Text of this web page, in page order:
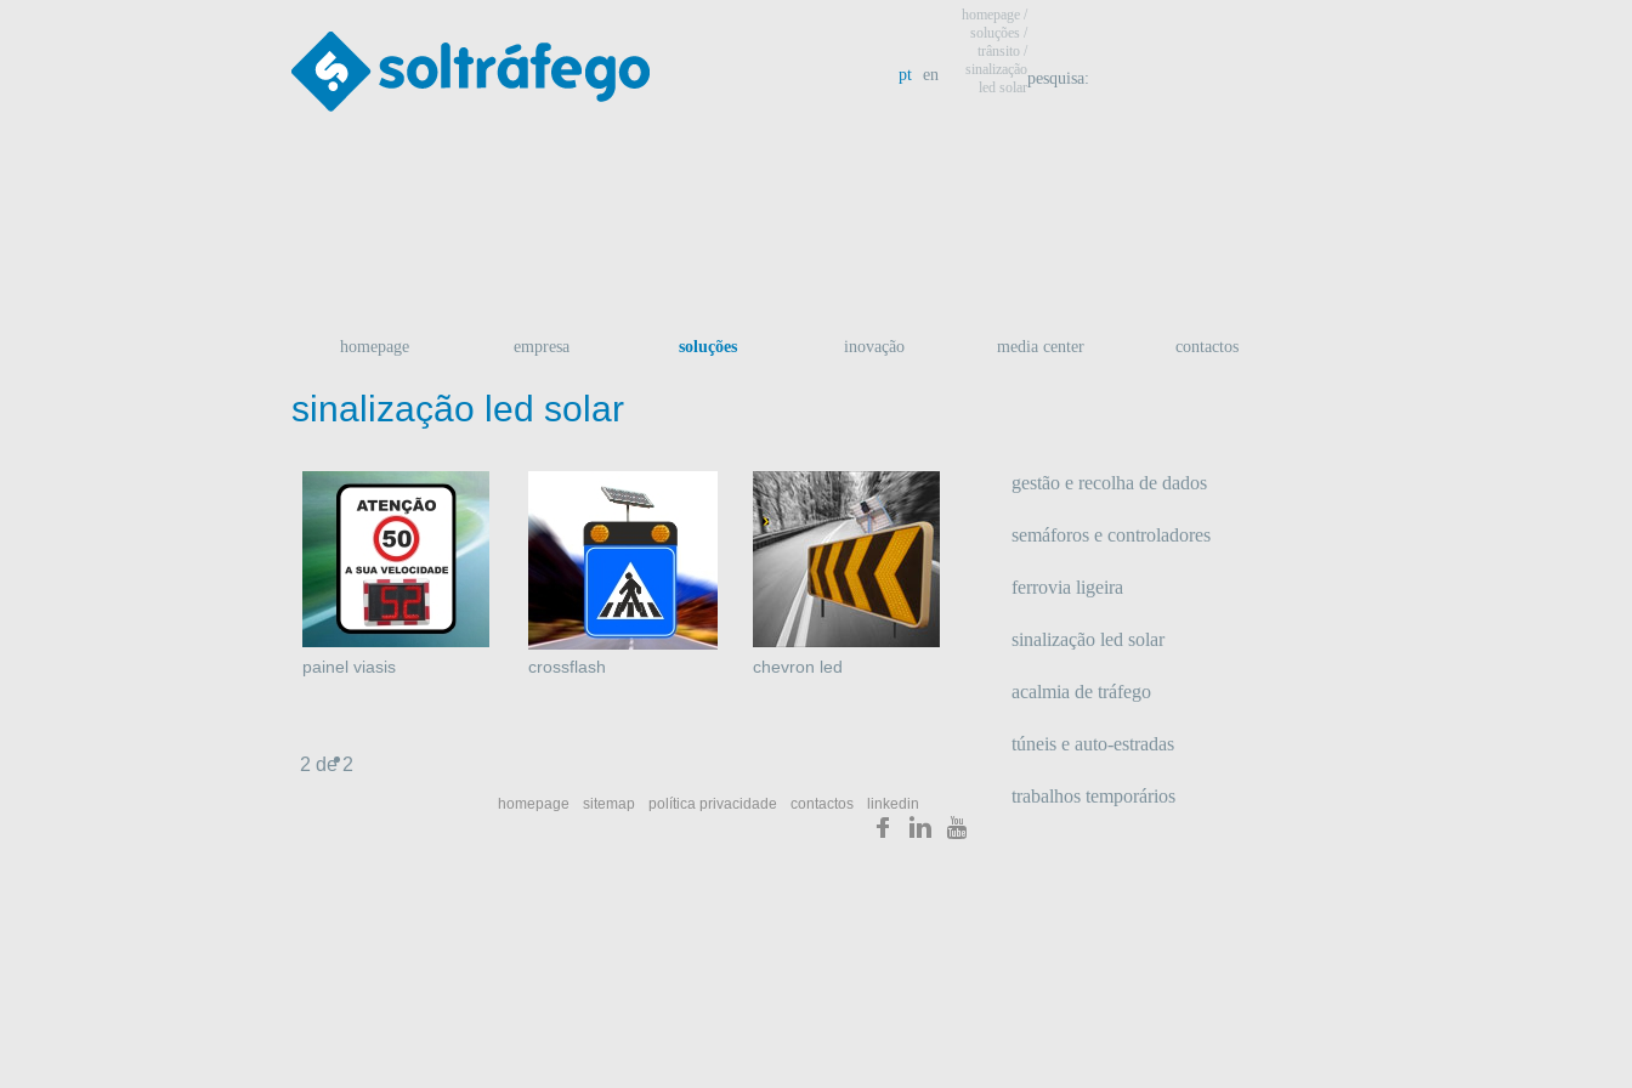
pesquisa:
pt en
homepage empresa soluções inovação media center contactos
homepage /
soluções /
trânsito /
sinalização
led solar
sinalização led solar
painel viasis crossflash chevron led
2 de 2
gestão e recolha de dados
semáforos e controladores
ferrovia ligeira
sinalização led solar
acalmia de tráfego
túneis e auto-estradas
trabalhos temporários
homepage sitemap política privacidade contactos linkedin